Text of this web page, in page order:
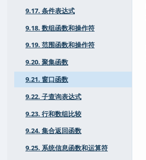
9.17. 条件表达式
9.18. 数组函数和操作符
9.19. 范围函数和操作符
9.20. 聚集函数
9.21. 窗口函数
9.22. 子查询表达式
9.23. 行和数组比较
9.24. 集合返回函数
9.25. 系统信息函数和运算符